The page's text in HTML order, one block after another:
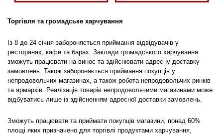
Торгівля та громадське харчування
Із 8 до 24 січня забороняється приймання відвідувачів у
ресторанах, кафе та барах. Заклади громадського харчування
зможуть працювати на винос та здійснювати адресну доставку
замовлень. Також забороняється приймання покупців у
непродовольчих магазинах, а також робота непродовольчих ринків
та ярмарків. Реалізація товарів непродовольчими магазинами може
відбуватись лише із здійсненням адресної доставки замовлень.
Зможуть працювати та приймати покупців магазини, понад 60%
площі яких призначено для торгівлі продуктами харчування,